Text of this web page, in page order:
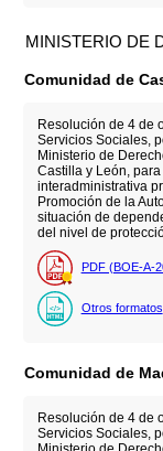
MINISTERIO DE
Comunidad de
Resolución de 4 de
Servicios Sociales,
Ministerio de
Castilla y León,
interadministrativa
Promoción de la
situación de
del nivel de
PDF (BOE-A-
Otros formatos
Comunidad de
Resolución de 4 de
Servicios Sociales,